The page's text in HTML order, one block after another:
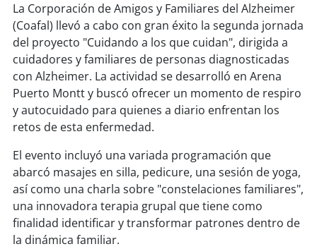
soyiquique
soycalama
soyantofagasta
soycopiapó
valparaíso
soy quillota
soy sanantonio
La Corporación de Amigos y Familiares del Alzheimer
(Coafal) llevó a cabo con gran éxito la segunda jornada
del proyecto "Cuidando a los que cuidan", dirigida a
cuidadores y familiares de personas diagnosticadas
con Alzheimer. La actividad se desarrolló en Arena
Puerto Montt y buscó ofrecer un momento de respiro
y autocuidado para quienes a diario enfrentan los
retos de esta enfermedad.
El evento incluyó una variada programación que
abarcó masajes en silla, pedicure, una sesión de yoga,
así como una charla sobre "constelaciones familiares",
una innovadora terapia grupal que tiene como
finalidad identificar y transformar patrones dentro de
la dinámica familiar.